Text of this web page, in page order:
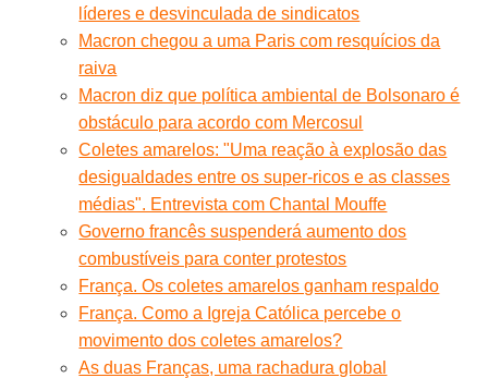
líderes e desvinculada de sindicatos
Macron chegou a uma Paris com resquícios da
raiva
Macron diz que política ambiental de Bolsonaro é
obstáculo para acordo com Mercosul
Coletes amarelos: "Uma reação à explosão das
desigualdades entre os super-ricos e as classes
médias". Entrevista com Chantal Mouffe
Governo francês suspenderá aumento dos
combustíveis para conter protestos
França. Os coletes amarelos ganham respaldo
França. Como a Igreja Católica percebe o
movimento dos coletes amarelos?
As duas Franças, uma rachadura global